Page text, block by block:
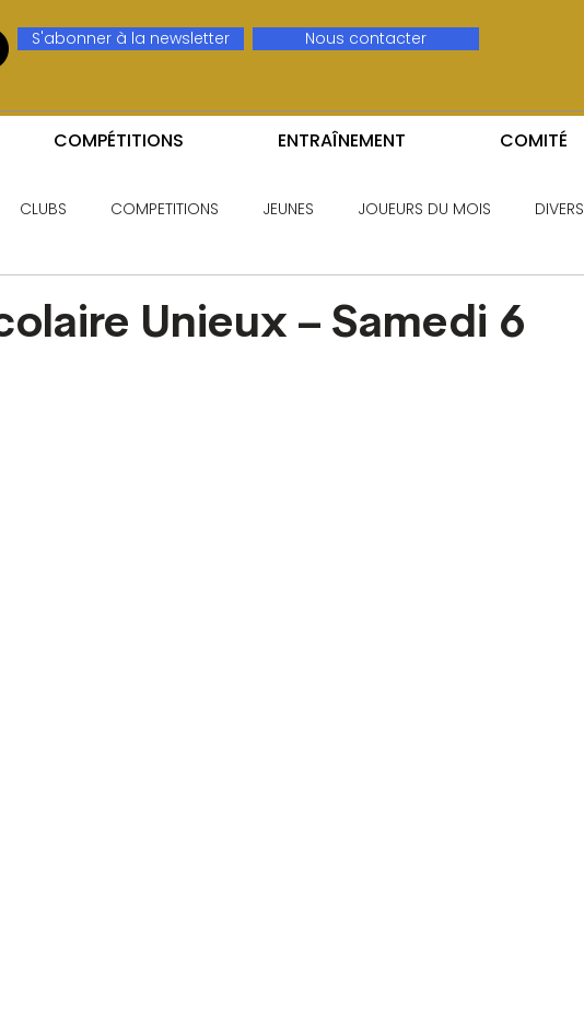
S'abonner à la newsletter Nous contacter
COMPÉTITIONS ENTRAÎNEMENT COMITÉ
CLUBS COMPETITIONS JEUNES JOUEURS DU MOIS DIVERS
Unieux – Samedi 6